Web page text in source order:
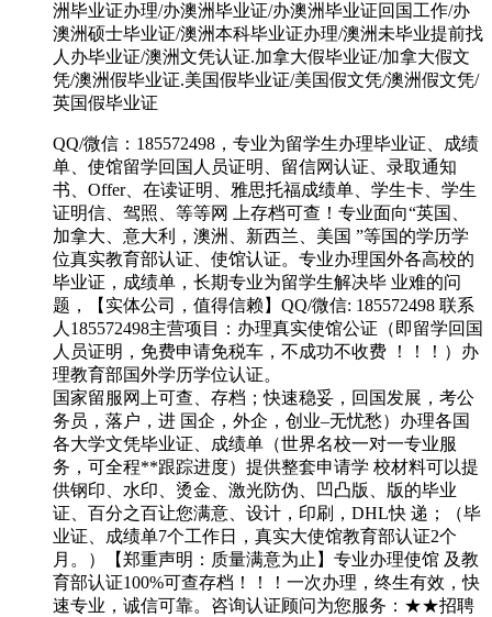
洲毕业证办理/办澳洲毕业证/办澳洲毕业证回国工作/办
澳洲硕士毕业证/澳洲本科毕业证办理/澳洲未毕业提前找
人办毕业证/澳洲文凭认证.加拿大假毕业证/加拿大假文
凭/澳洲假毕业证.美国假毕业证/美国假文凭/澳洲假文凭/
英国假毕业证
QQ/微信：185572498，专业为留学生办理毕业证、成绩
单、使馆留学回国人员证明、留信网认证、录取通知
书、Offer、在读证明、雅思托福成绩单、学生卡、学生
证明信、驾照、等等网 上存档可查！专业面向“英国、
加拿大、意大利，澳洲、新西兰、美国 ”等国的学历学
位真实教育部认证、使馆认证。专业办理国外各高校的
毕业证，成绩单，长期专业为留学生解决毕 业难的问
题，【实体公司，值得信赖】QQ/微信: 185572498 联系
人185572498主营项目：办理真实使馆公证（即留学回国
人员证明，免费申请免税车，不成功不收费 ！！！）办
理教育部国外学历学位认证。
国家留服网上可查、存档；快速稳妥，回国发展，考公
务员，落户，进 国企，外企，创业–无忧愁）办理各国
各大学文凭毕业证、成绩单（世界名校一对一专业服
务，可全程**跟踪进度）提供整套申请学 校材料可以提
供钢印、水印、烫金、激光防伪、凹凸版、版的毕业
证、百分之百让您满意、设计，印刷，DHL快 递；（毕
业证、成绩单7个工作日，真实大使馆教育部认证2个
月。）【郑重声明：质量满意为止】专业办理使馆 及教
育部认证100%可查存档！！！一次办理，终生有效，快
速专业，诚信可靠。咨询认证顾问为您服务：★★招聘